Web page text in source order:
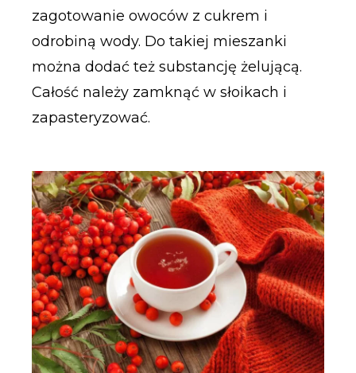
zagotowanie owoców z cukrem i
odrobiną wody. Do takiej mieszanki
można dodać też substancję żelującą.
Całość należy zamknąć w słoikach i
zapasteryzować.